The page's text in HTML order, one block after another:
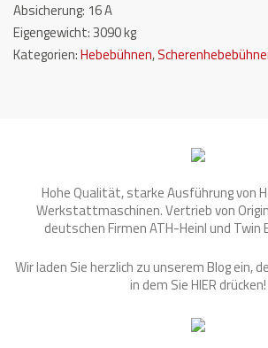
Absicherung: 16 A
Eigengewicht: 3090 kg
Kategorien:Hebebühnen,
Hohe Qualität, starke Ausführung von
Werkstattmaschinen. Vertrieb von
deutschen Firmen ATH-Heinl und Twin
Wir laden Sie herzlich zu unserem Blog ein,
in dem SieHIER drücken!